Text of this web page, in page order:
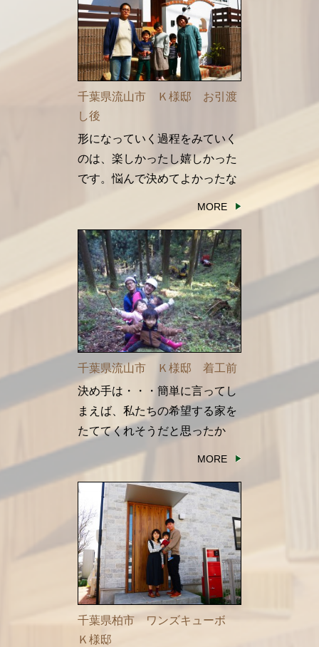
千葉県流山市 Ｋ様邸 お引渡
し後
形になっていく過程をみていく
のは、楽しかったし嬉しかった
です。悩んで決めてよかったな
MORE
千葉県流山市 Ｋ様邸 着工前
決め手は・・・簡単に言ってし
まえば、私たちの希望する家を
たててくれそうだと思ったか
MORE
千葉県柏市 ワンズキューボ
Ｋ様邸